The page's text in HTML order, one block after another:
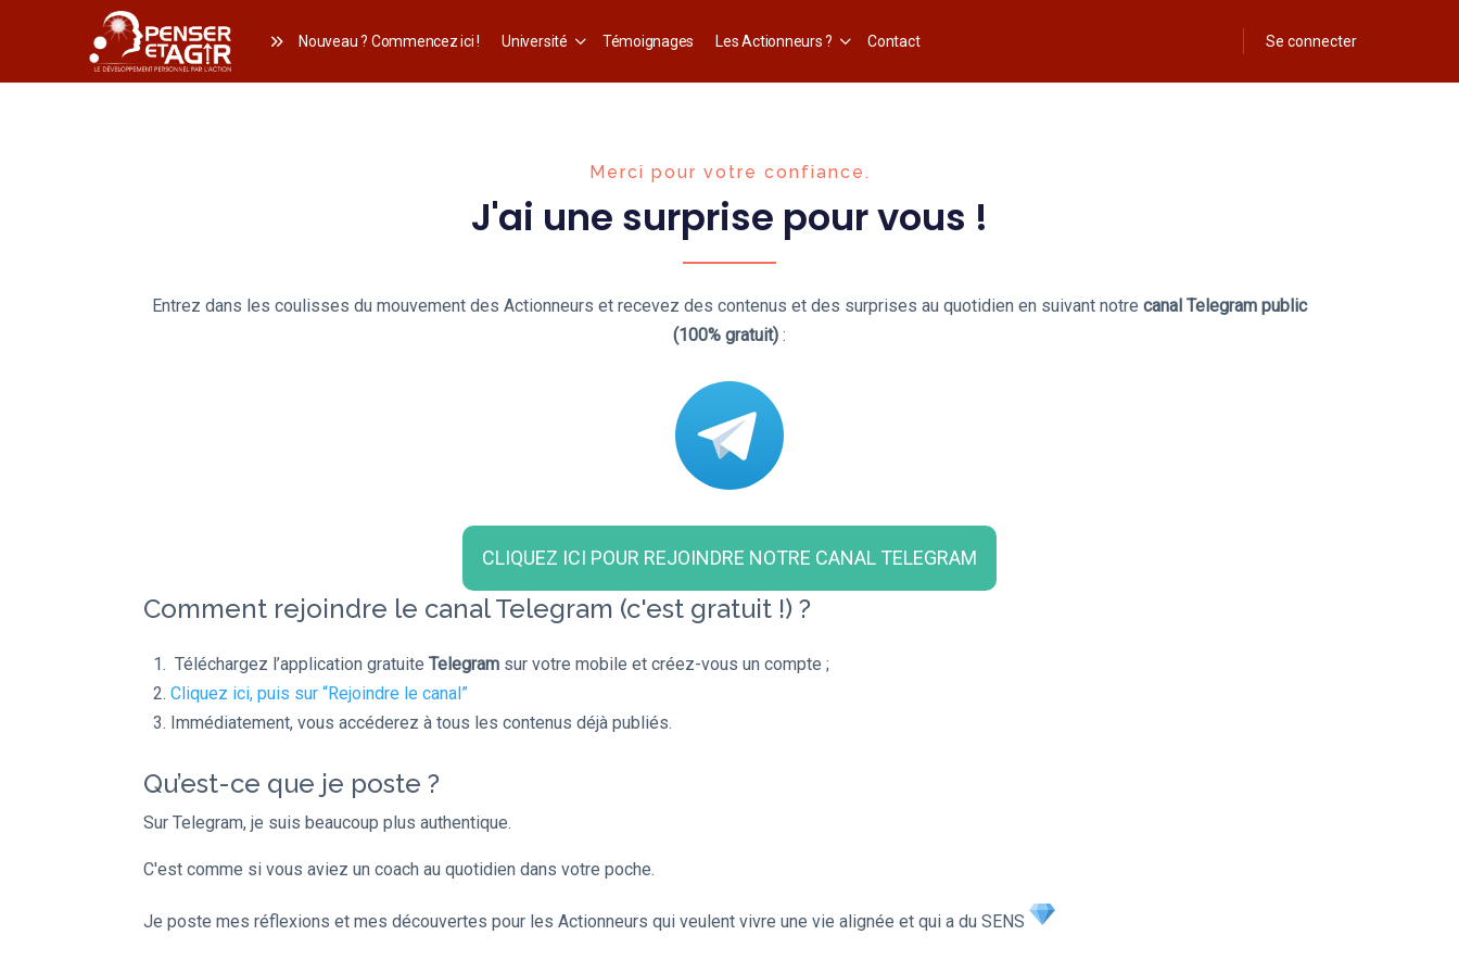
Nouveau ? Commencez ici ! Université Témoignages Les Actionneurs ? Contact Se connecter
Merci pour votre confiance.
J'ai une surprise pour vous !
Entrez dans les coulisses du mouvement des Actionneurs et recevez des contenus et des surprises au quotidien en suivant notre canal Telegram public
(100% gratuit) :
CLIQUEZ ICI POUR REJOINDRE NOTRE CANAL TELEGRAM
Comment rejoindre le canal Telegram (c'est gratuit !) ?
Téléchargez l’application gratuite Telegram sur votre mobile et créez-vous un compte ;
Cliquez ici, puis sur “Rejoindre le canal”
Immédiatement, vous accéderez à tous les contenus déjà publiés.
Qu’est-ce que je poste ?
Sur Telegram, je suis beaucoup plus authentique.
C'est comme si vous aviez un coach au quotidien dans votre poche.
Je poste mes réflexions et mes découvertes pour les Actionneurs qui veulent vivre une vie alignée et qui a du SENS